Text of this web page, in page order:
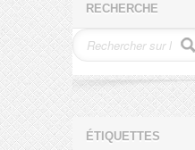
RECHERCHE
ÉTIQUETTES